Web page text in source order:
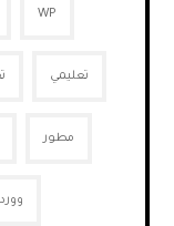
WP
تعليمي
مطور
وورد